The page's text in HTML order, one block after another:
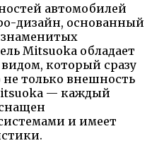
автомобилей
дизайн, основанный
знаменитых
Mitsuoka обладает
который сразу
только внешность
— каждый
и имеет